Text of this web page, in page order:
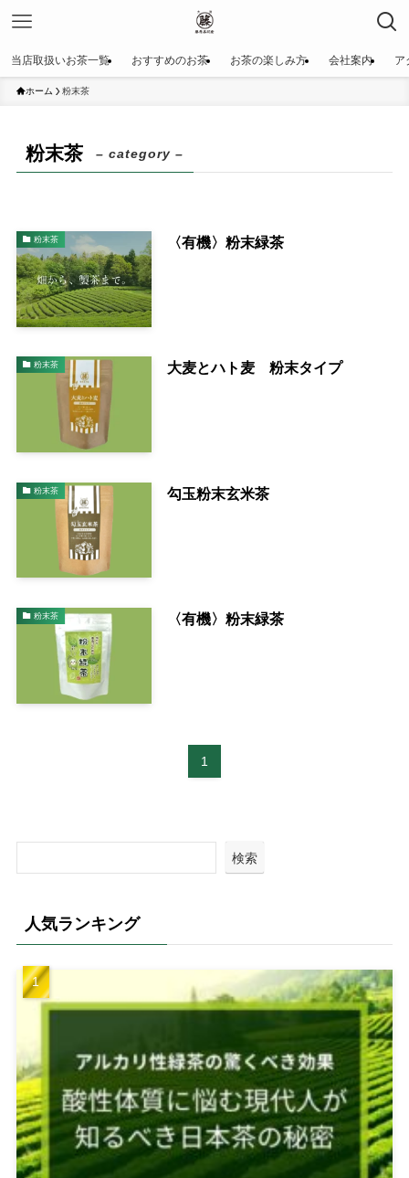
当店取扱いお茶一覧 おすすめのお茶 お茶の楽しみ方 会社案内 ア
ホーム 粉末茶
粉末茶 – category –
粉末茶 〈有機〉粉末緑茶
粉末茶 大麦とハト麦 粉末タイプ
粉末茶 勾玉粉末玄米茶
粉末茶 〈有機〉粉末緑茶
1
検索
人気ランキング